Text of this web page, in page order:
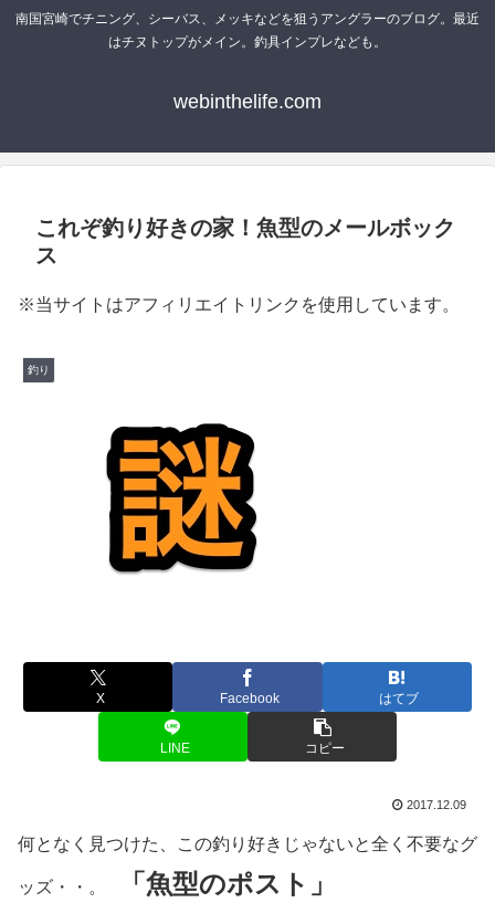
南国宮崎でチニング、シーバス、メッキなどを狙うアングラーのブログ。最近
はチヌトップがメイン。釣具インプレなども。
webinthelife.com
これぞ釣り好きの家！魚型のメールボック
ス
※当サイトはアフィリエイトリンクを使用しています。
釣り
X Facebook はてブ
LINE コピー
2017.12.09
何となく見つけた、この釣り好きじゃないと全く不要なグ
ッズ・・。 「魚型のポスト」